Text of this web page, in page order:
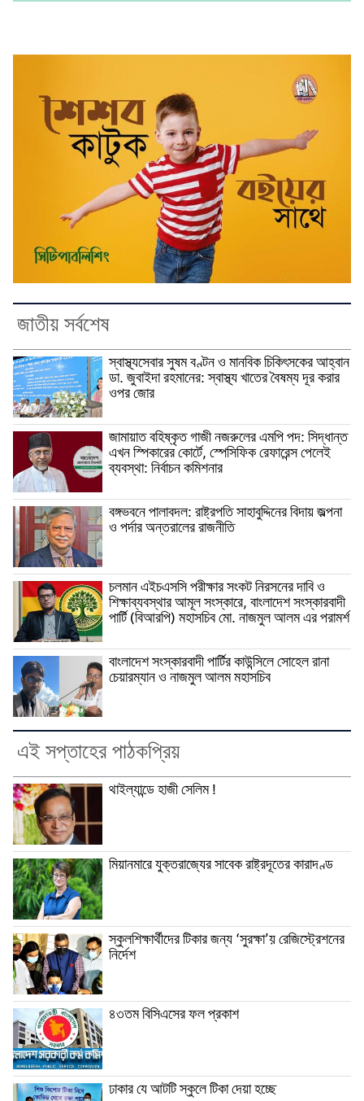
জাতীয় সর্বশেষ
স্বাস্থ্যসেবার সুষম বণ্টন ও মানবিক চিকিৎসকের আহ্বান
ডা. জুবাইদা রহমানের: স্বাস্থ্য খাতের বৈষম্য দূর করার
ওপর জোর
জামায়াত বহিষ্কৃত গাজী নজরুলের এমপি পদ: সিদ্ধান্ত
এখন স্পিকারের কোর্টে, স্পেসিফিক রেফারেন্স পেলেই
ব্যবস্থা: নির্বাচন কমিশনার
বঙ্গভবনে পালাবদল: রাষ্ট্রপতি সাহাবুদ্দিনের বিদায় জল্পনা
ও পর্দার অন্তরালের রাজনীতি
চলমান এইচএসসি পরীক্ষার সংকট নিরসনের দাবি ও
শিক্ষাব্যবস্থার আমূল সংস্কারে, বাংলাদেশ সংস্কারবাদী
পার্টি (বিআরপি) মহাসচিব মো. নাজমুল আলম এর পরামর্শ
বাংলাদেশ সংস্কারবাদী পার্টির কাউন্সিলে সোহেল রানা
চেয়ারম্যান ও নাজমুল আলম মহাসচিব
এই সপ্তাহের পাঠকপ্রিয়
থাইল্যান্ডে হাজী সেলিম !
মিয়ানমারে যুক্তরাজ্যের সাবেক রাষ্ট্রদূতের কারাদণ্ড
স্কুলশিক্ষার্থীদের টিকার জন্য ‘সুরক্ষা’য় রেজিস্ট্রেশনের
নির্দেশ
৪৩তম বিসিএসের ফল প্রকাশ
ঢাকার যে আটটি স্কুলে টিকা দেয়া হচ্ছে